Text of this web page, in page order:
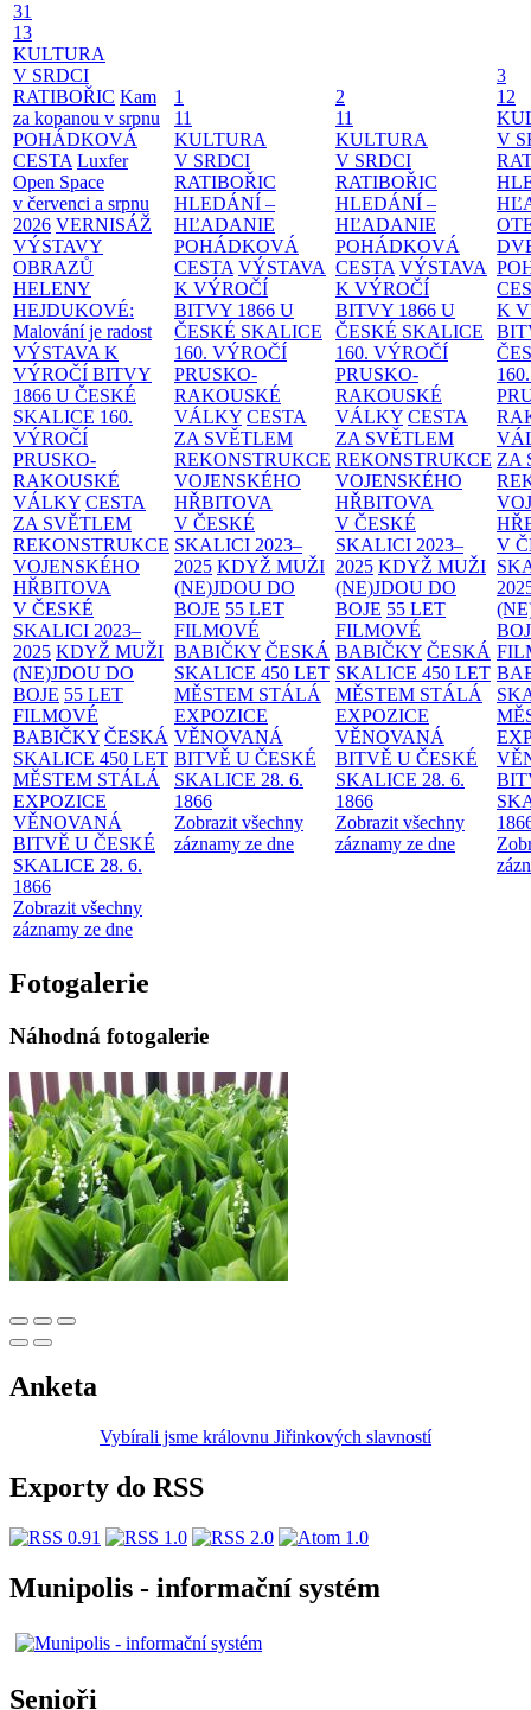
31
13
KULTURA
V SRDCI
RATIBOŘIC Kam
za kopanou v srpnu
POHÁDKOVÁ
CESTA Luxfer
Open Space
v červenci a srpnu
2026 VERNISÁŽ
VÝSTAVY
OBRAZŮ
HELENY
HEJDUKOVÉ:
Malování je radost
VÝSTAVA K
VÝROČÍ BITVY
1866 U ČESKÉ
SKALICE 160.
VÝROČÍ
PRUSKO-
RAKOUSKÉ
VÁLKY CESTA
ZA SVĚTLEM
REKONSTRUKCE
VOJENSKÉHO
HŘBITOVA
V ČESKÉ
SKALICI 2023–
2025 KDYŽ MUŽI
(NE)JDOU DO
BOJE 55 LET
FILMOVÉ
BABIČKY ČESKÁ
SKALICE 450 LET
MĚSTEM STÁLÁ
EXPOZICE
VĚNOVANÁ
BITVĚ U ČESKÉ
SKALICE 28. 6.
1866
Zobrazit všechny
záznamy ze dne
1
11
KULTURA
V SRDCI
RATIBOŘIC
HLEDÁNÍ –
HĽADANIE
POHÁDKOVÁ
CESTA VÝSTAVA
K VÝROČÍ
BITVY 1866 U
ČESKÉ SKALICE
160. VÝROČÍ
PRUSKO-
RAKOUSKÉ
VÁLKY CESTA
ZA SVĚTLEM
REKONSTRUKCE
VOJENSKÉHO
HŘBITOVA
V ČESKÉ
SKALICI 2023–
2025 KDYŽ MUŽI
(NE)JDOU DO
BOJE 55 LET
FILMOVÉ
BABIČKY ČESKÁ
SKALICE 450 LET
MĚSTEM STÁLÁ
EXPOZICE
VĚNOVANÁ
BITVĚ U ČESKÉ
SKALICE 28. 6.
1866
Zobrazit všechny
záznamy ze dne
2
11
KULTURA
V SRDCI
RATIBOŘIC
HLEDÁNÍ –
HĽADANIE
POHÁDKOVÁ
CESTA VÝSTAVA
K VÝROČÍ
BITVY 1866 U
ČESKÉ SKALICE
160. VÝROČÍ
PRUSKO-
RAKOUSKÉ
VÁLKY CESTA
ZA SVĚTLEM
REKONSTRUKCE
VOJENSKÉHO
HŘBITOVA
V ČESKÉ
SKALICI 2023–
2025 KDYŽ MUŽI
(NE)JDOU DO
BOJE 55 LET
FILMOVÉ
BABIČKY ČESKÁ
SKALICE 450 LET
MĚSTEM STÁLÁ
EXPOZICE
VĚNOVANÁ
BITVĚ U ČESKÉ
SKALICE 28. 6.
1866
Zobrazit všechny
záznamy ze dne
3
12
V
K
ZA
V
Fotogalerie
Náhodná fotogalerie
Anketa
Vybírali jsme královnu Jiřinkových slavností
Exporty do RSS
Munipolis - informační systém
Senioři